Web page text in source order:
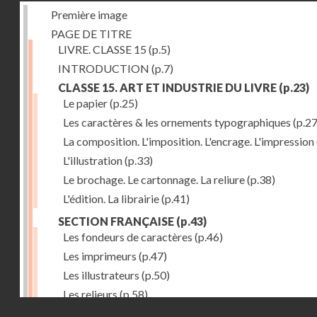
Première image
PAGE DE TITRE
LIVRE. CLASSE 15 (p.5)
INTRODUCTION (p.7)
CLASSE 15. ART ET INDUSTRIE DU LIVRE (p.23)
Le papier(p.25)
Les caractères & les ornements typographiques
La composition. L'imposition. L'encrage. L'impression
L'illustration(p.33)
Le brochage. Le cartonnage. La reliure(p.38)
L'édition. La librairie(p.41)
SECTION FRANÇAISE (p.43)
Les fondeurs de caractères (p.46)
Les imprimeurs (p.47)
Les illustrateurs (p.50)
Les relieurs (p.58)